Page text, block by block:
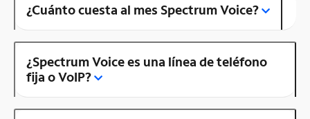
¿Cuánto cuesta al mes Spectrum Voice?
¿Spectrum Voice es una línea de teléfono
fija o VoIP?